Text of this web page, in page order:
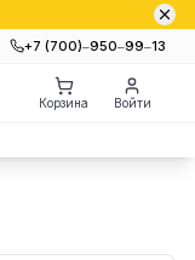
+7 (700)‒950‒99‒13
Корзина Войти